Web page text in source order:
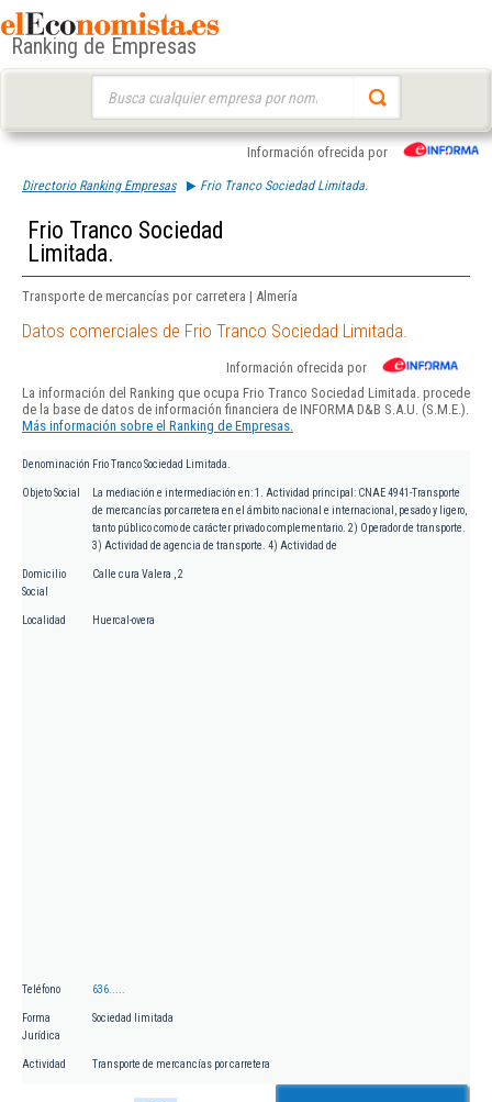
Ranking de Empresas
Información ofrecida por
Directorio Ranking Empresas Frio Tranco Sociedad Limitada.
Frio Tranco Sociedad
Limitada.
Transporte de mercancías por carretera | Almería
Datos comerciales de Frio Tranco Sociedad Limitada.
Información ofrecida por
La información del Ranking que ocupa Frio Tranco Sociedad Limitada. procede
de la base de datos de información financiera de INFORMA D&B S.A.U. (S.M.E.).
Más información sobre el Ranking de Empresas.
Denominación Frio Tranco Sociedad Limitada.
Objeto Social
La mediación e intermediación en: 1. Actividad principal: CNAE 4941-Transporte
de mercancías por carretera en el ámbito nacional e internacional, pesado y ligero,
tanto público como de carácter privado complementario. 2) Operador de transporte.
3) Actividad de agencia de transporte. 4) Actividad de
Domicilio
Social
Calle cura Valera , 2
Localidad Huercal-overa
Teléfono 636.....
Forma
Jurídica
Sociedad limitada
Actividad Transporte de mercancías por carretera